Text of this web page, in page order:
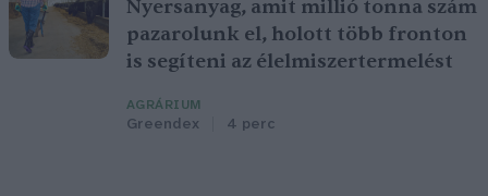
Nyersanyag, amit millió tonna szám
pazarolunk el, holott több fronton
is segíteni az élelmiszertermelést
AGRÁRIUM
Greendex 4 perc